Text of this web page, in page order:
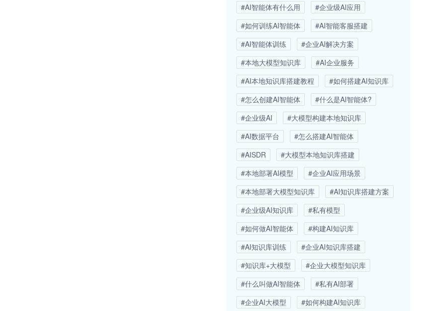
#AI智能体有什么用
#企业级AI应用
#如何训练AI智能体
#AI智能客服搭建
#AI智能体训练
#企业AI解决方案
#本地大模型知识库
#AI企业服务
#AI本地知识库搭建教程
#如何搭建AI知识库
#怎么创建AI智能体
#什么是AI智能体?
#企业级AI
#大模型构建本地知识库
#AI数据平台
#怎么搭建AI智能体
#AISDR
#大模型本地知识库搭建
#本地部署AI模型
#企业AI应用场景
#本地部署大模型知识库
#AI知识库搭建方案
#企业级AI知识库
#私有模型
#如何做AI智能体
#构建AI知识库
#AI知识库训练
#企业AI知识库搭建
#知识库+大模型
#企业大模型知识库
#什么叫做AI智能体
#私有AI部署
#企业AI大模型
#如何构建AI知识库